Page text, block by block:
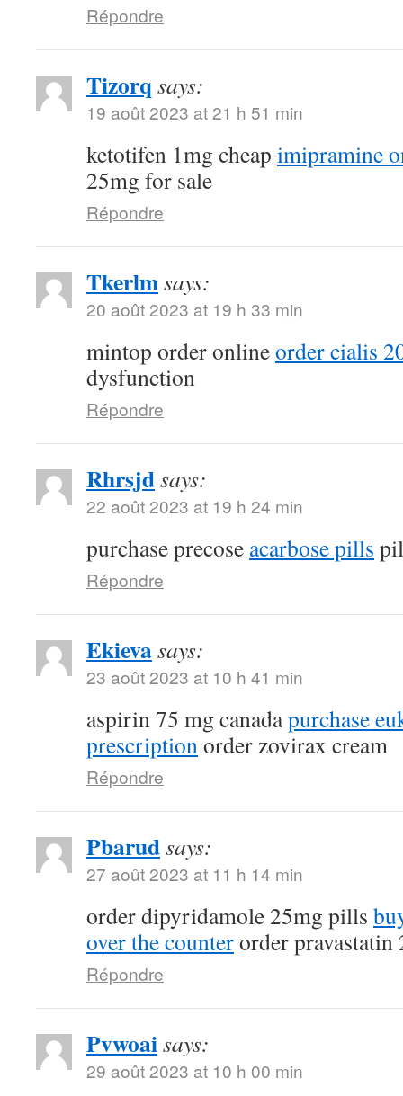
Répondre
Tizorq says:
19 août 2023 at 21 h 51 min
ketotifen 1mg cheap imipramine
25mg for sale
Répondre
Tkerlmsays:
20 août 2023 at 19 h 33 min
mintop order onlineorder cialis
dysfunction
Répondre
Rhrsjdsays:
22 août 2023 at 19 h 24 min
purchase precose acarbose pills
Répondre
Ekievasays:
23 août 2023 at 10 h 41 min
aspirin 75 mg canadapurchase
prescriptionorder zovirax cream
Répondre
Pbarudsays:
27 août 2023 at 11 h 14 min
order dipyridamole 25mg pills
over the counterorder pravastatin
Répondre
Pvwoaisays:
29 août 2023 at 10 h 00 min